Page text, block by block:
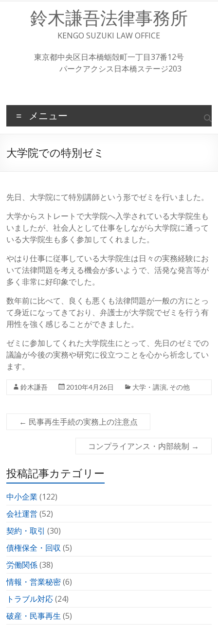
鈴木謙吾法律事務所
KENGO SUZUKI LAW OFFICE
東京都中央区日本橋蛎殻町一丁目37番12号
パークアクシス日本橋ステージ203
メニュー
大学院での特別ゼミ
先日、大学院にて特別講師という形でゼミを行いました。
大学からストレートで大学院へ入学されている大学院生も
いましたが、社会人として仕事をしながら大学院に通って
いる大学院生も多く参加してくれました。
やはり仕事に従事している大学院生は日々の実務経験にお
いて法律問題を考える機会が多いようで、活発な発言等が
多く非常に好印象でした。
数年前に比べて、良くも悪くも法律問題が一般の方にとっ
て身近になってきており、弁護士が大学院でゼミを行う有
用性を強く感じることができました。
ゼミに参加してくれた大学院生にとって、先日のゼミでの
議論が今後の実務や研究に役立つことを心から祈念してい
ます。
鈴木謙吾 2010年4月26日 大学・講演, その他
← 民事再生手続の実務上の注意点
コンプライアンス・内部統制 →
投稿記事カテゴリー
中小企業 (122)
会社運営 (52)
契約・取引 (30)
債権保全・回収 (5)
労働関係(38)
情報・営業秘密(6)
トラブル対応(24)
破産・民事再生 (5)